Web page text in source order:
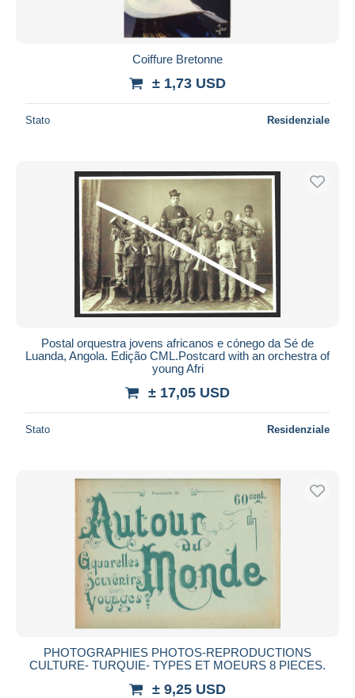
Coiffure Bretonne
± 1,73 USD
Stato Residenziale
Postal orquestra jovens africanos e cónego da Sé de
Luanda, Angola. Edição CML.Postcard with an orchestra of
young Afri
± 17,05 USD
Stato Residenziale
PHOTOGRAPHIES PHOTOS-REPRODUCTIONS
CULTURE- TURQUIE- TYPES ET MOEURS 8 PIECES.
± 9,25 USD